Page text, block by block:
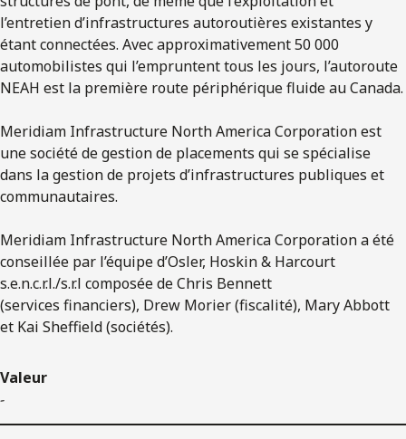
l’entretien d’infrastructures autoroutières existantes y
étant connectées. Avec approximativement 50 000
automobilistes qui l’empruntent tous les jours, l’autoroute
NEAH est la première route périphérique fluide au Canada.
Meridiam Infrastructure North America Corporation est
une société de gestion de placements qui se spécialise
dans la gestion de projets d’infrastructures publiques et
communautaires.
Meridiam Infrastructure North America Corporation a été
conseillée par l’équipe d’Osler, Hoskin & Harcourt
s.e.n.c.r.l./s.r.l composée de Chris Bennett
(services financiers), Drew Morier (fiscalité), Mary Abbott
et Kai Sheffield (sociétés).
Valeur
-